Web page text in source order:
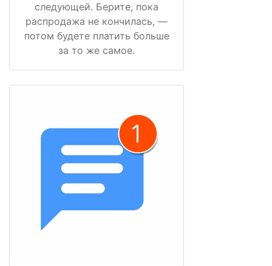
следующей. Берите, пока
распродажа не кончилась, —
потом будете платить больше
за то же самое.